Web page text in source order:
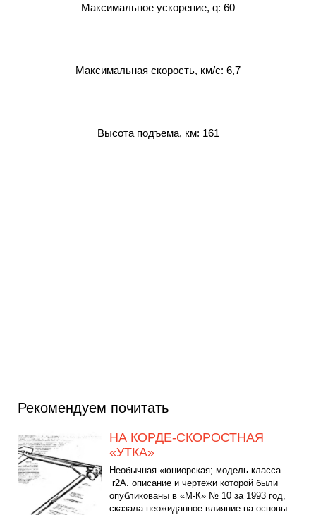
Максимальное ускорение, q: 60
Максимальная скорость, км/с: 6,7
Высота подъема, км: 161
Рекомендуем почитать
НА КОРДЕ-СКОРОСТНАЯ
«УТКА»
Необычная «юниорская; модель класса
r2А. описание и чертежи которой были
опубликованы в «М-К» № 10 за 1993 год,
сказала неожиданное влияние на основы